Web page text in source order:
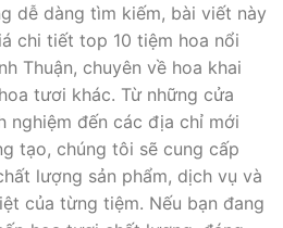
dễ dàng tìm kiếm, bài viết này
chi tiết top 10 tiệm hoa nổi
Thuận, chuyên về hoa khai
tươi khác. Từ những cửa
nghiệm đến các địa chỉ mới
tạo, chúng tôi sẽ cung cấp
lượng sản phẩm, dịch vụ và
của từng tiệm. Nếu bạn đang